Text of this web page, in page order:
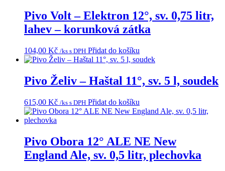
Pivo Volt – Elektron 12°, sv. 0,75 litr,
lahev – korunková zátka
104,00 Kč /ks s DPH Přidat do košíku
Pivo Želiv – Haštal 11°, sv. 5 l, soudek
615,00 Kč /ks s DPH Přidat do košíku
Pivo Obora 12° ALE NE New
England Ale, sv. 0,5 litr, plechovka